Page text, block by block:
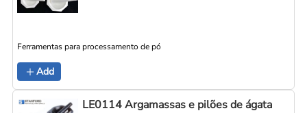
Ferramentas para processamento de pó
Add
LE0114 Argamassas e pilões de ágata